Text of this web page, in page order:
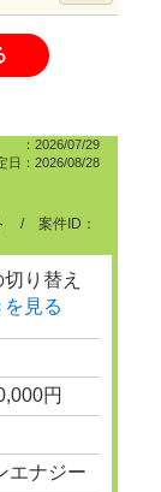
：2026/07/29
日：2026/08/28
/ 案件ID：
り替え
を見る
円
エナジー